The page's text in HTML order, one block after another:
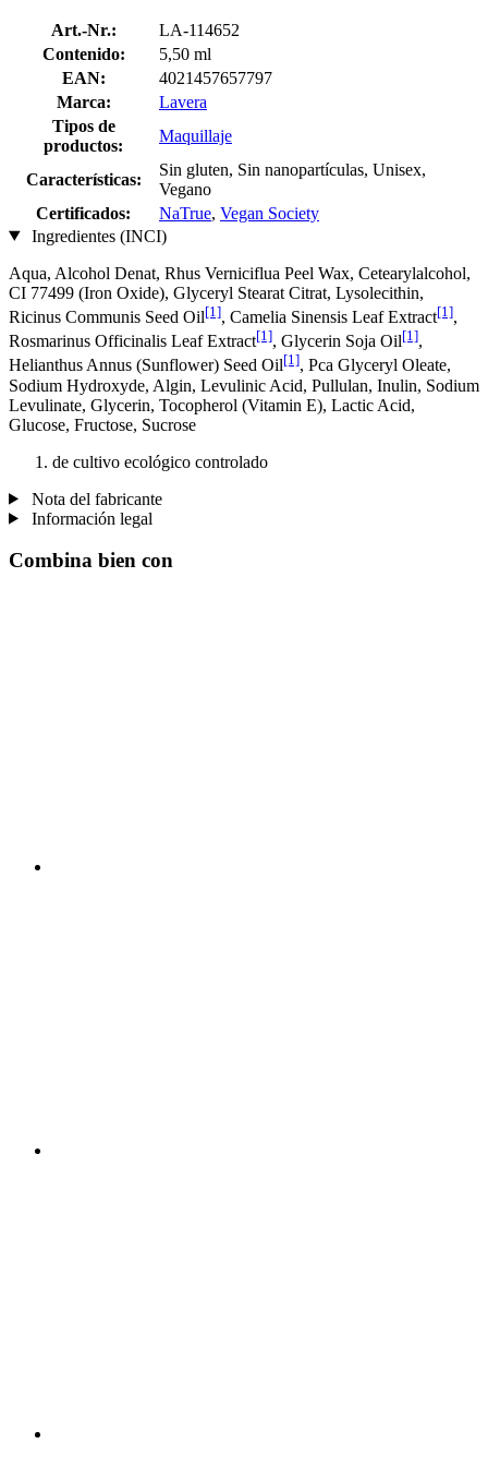
Art.-Nr.:
LA-114652
Contenido:
5,50 ml
EAN:
4021457657797
Marca:
Lavera
Tipos de
productos:
Maquillaje
Características:
Sin gluten, Sin nanopartículas, Unisex,
Vegano
Certificados:
NaTrue, Vegan Society
Ingredientes (INCI)
Aqua, Alcohol Denat, Rhus Verniciflua Peel Wax, Cetearylalcohol,
CI 77499 (Iron Oxide), Glyceryl Stearat Citrat, Lysolecithin,
Ricinus Communis Seed Oil[1], Camelia Sinensis Leaf Extract[1],
Rosmarinus Officinalis Leaf Extract[1], Glycerin Soja Oil[1],
Helianthus Annus (Sunflower) Seed Oil[1], Pca Glyceryl Oleate,
Sodium Hydroxyde, Algin, Levulinic Acid, Pullulan, Inulin, Sodium
Levulinate, Glycerin, Tocopherol (Vitamin E), Lactic Acid,
Glucose, Fructose, Sucrose
de cultivo ecológico controlado
Nota del fabricante
Información legal
Combina bien con